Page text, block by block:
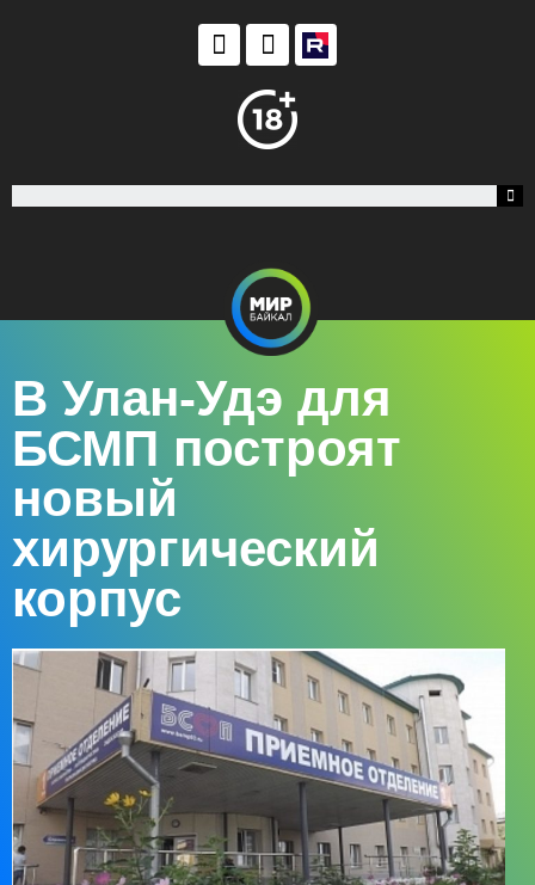
В Улан-Удэ для
БСМП построят
новый
хирургический
корпус